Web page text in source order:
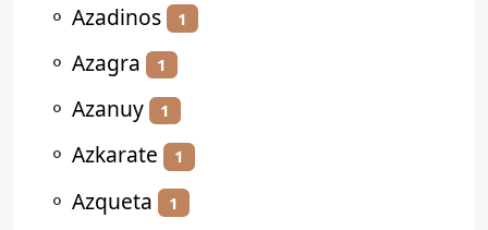
⚬ Azadinos 1
⚬ Azagra 1
⚬ Azanuy 1
⚬ Azkarate 1
⚬ Azqueta 1